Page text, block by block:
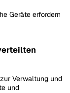
Geräte erfordern
Verwaltung und
und